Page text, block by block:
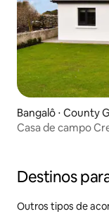
Bangalô ⋅ County
Casa de campo
Destinos
Outros tipos de